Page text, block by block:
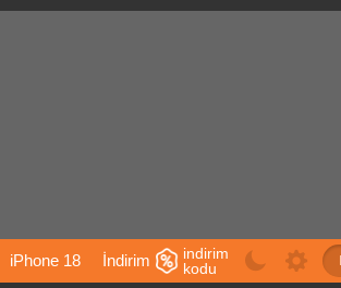
iPhone 18 İndirim
indirim
kodu